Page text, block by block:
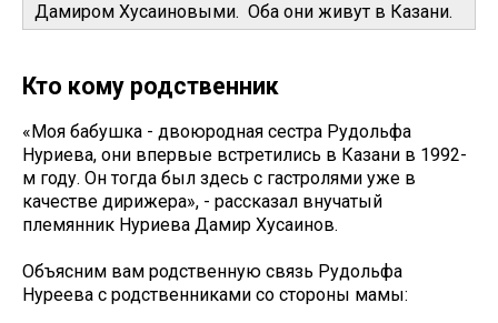
Дамиром Хусаиновыми. Оба они живут в Казани.
Кто кому родственник
«Моя бабушка - двоюродная сестра Рудольфа
Нуриева, они впервые встретились в Казани в 1992-
м году. Он тогда был здесь с гастролями уже в
качестве дирижера», - рассказал внучатый
племянник Нуриева Дамир Хусаинов.
Объясним вам родственную связь Рудольфа
Нуреева с родственниками со стороны мамы: